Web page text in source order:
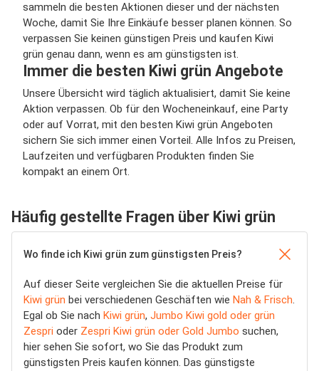
sammeln die besten Aktionen dieser und der nächsten
Woche, damit Sie Ihre Einkäufe besser planen können. So
verpassen Sie keinen günstigen Preis und kaufen Kiwi
grün genau dann, wenn es am günstigsten ist.
Immer die besten Kiwi grün Angebote
Unsere Übersicht wird täglich aktualisiert, damit Sie keine
Aktion verpassen. Ob für den Wocheneinkauf, eine Party
oder auf Vorrat, mit den besten Kiwi grün Angeboten
sichern Sie sich immer einen Vorteil. Alle Infos zu Preisen,
Laufzeiten und verfügbaren Produkten finden Sie
kompakt an einem Ort.
Häufig gestellte Fragen über Kiwi grün
Wo finde ich Kiwi grün zum günstigsten Preis?
Auf dieser Seite vergleichen Sie die aktuellen Preise für
Kiwi grün bei verschiedenen Geschäften wie Nah & Frisch.
Egal ob Sie nach Kiwi grün, Jumbo Kiwi gold oder grün
Zespri oder Zespri Kiwi grün oder Gold Jumbo suchen,
hier sehen Sie sofort, wo Sie das Produkt zum
günstigsten Preis kaufen können. Das günstigste